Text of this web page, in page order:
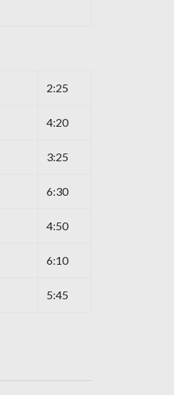
2:25
4:20
3:25
6:30
4:50
6:10
5:45